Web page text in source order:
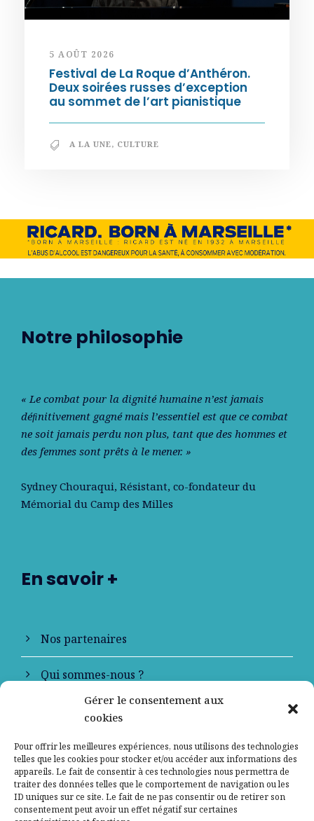
Gérer le consentement aux
cookies
Pour offrir les meilleures expériences, nous utilisons des technologies
telles que les cookies pour stocker et/ou accéder aux informations des
appareils. Le fait de consentir à ces technologies nous permettra de
traiter des données telles que le comportement de navigation ou les
ID uniques sur ce site. Le fait de ne pas consentir ou de retirer son
consentement peut avoir un effet négatif sur certaines
5 AOÛT 2026
Festival de La Roque d’Anthéron.
Deux soirées russes d’exception
au sommet de l’art pianistique
A LA UNE, CULTURE
Notre philosophie
« Le combat pour la dignité humaine n’est jamais
déﬁnitivement gagné mais l’essentiel est que ce combat
ne soit jamais perdu non plus, tant que des hommes et
des femmes sont prêts à le mener. »
Sydney Chouraqui, Résistant, co-fondateur du
Mémorial du Camp des Milles
En savoir +
Nos partenaires
Qui sommes-nous ?
Contactez-nous
Mentions légales
Politique de confidentialité